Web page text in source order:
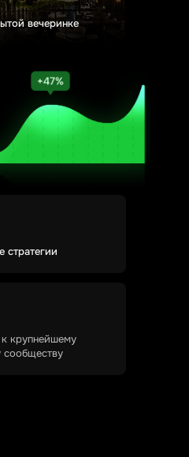
к крупнейшему
сообществу
стратегии
вечеринке